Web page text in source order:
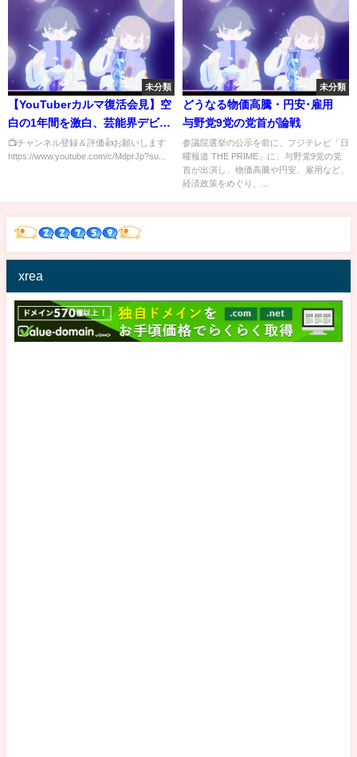
未分類
【YouTuberカルマ復活会見】空
白の1年間を激白、芸能界デビュ
ー決意の理由を語る エイベッ
クス所属記者会見
📺チャンネル登録＆評価👍お願いします
https://www.youtube.com/c/MdprJp?su...
未分類
どうなる物価高騰・円安･雇用
与野党9党の党首が論戦
参議院選挙の公示を前に、フジテレビ「日
曜報道 THE PRIME」に、与野党9党の党
首が出演し、物価高騰や円安、雇用など、
経済政策をめぐり、...
xrea